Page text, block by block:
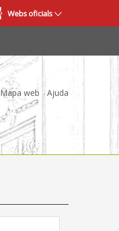
Webs oficials
Mapa web Ajuda